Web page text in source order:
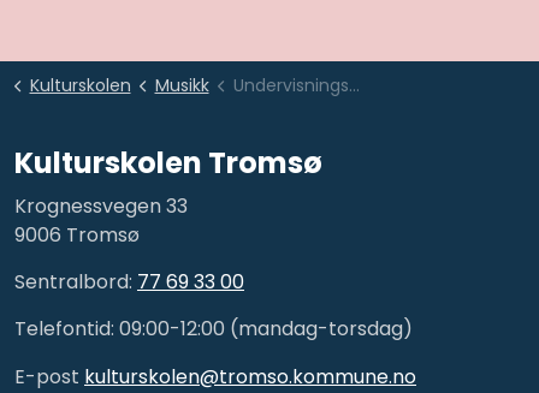
Kulturskolen Musikk Undervisningstilbud (2)
Kulturskolen Tromsø
Krognessvegen 33
9006 Tromsø
Sentralbord: 77 69 33 00
Telefontid: 09:00-12:00 (mandag-torsdag)
E-post kulturskolen@tromso.kommune.no